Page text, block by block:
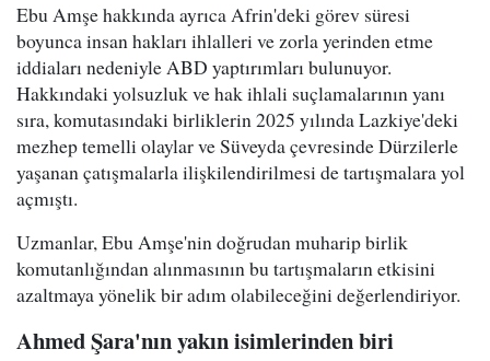
Ebu Amşe hakkında ayrıca Afrin'deki görev süresi
boyunca insan hakları ihlalleri ve zorla yerinden etme
iddiaları nedeniyle ABD yaptırımları bulunuyor.
Hakkındaki yolsuzluk ve hak ihlali suçlamalarının yanı
sıra, komutasındaki birliklerin 2025 yılında Lazkiye'deki
mezhep temelli olaylar ve Süveyda çevresinde Dürzilerle
yaşanan çatışmalarla ilişkilendirilmesi de tartışmalara yol
açmıştı.
Uzmanlar, Ebu Amşe'nin doğrudan muharip birlik
komutanlığından alınmasının bu tartışmaların etkisini
azaltmaya yönelik bir adım olabileceğini değerlendiriyor.
Ahmed Şara'nın yakın isimlerinden biri